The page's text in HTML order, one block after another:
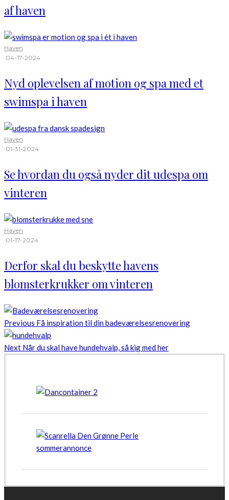
af haven
Haven
·04-17-2024
Nyd oplevelsen af motion og spa med et
swimspa i haven
Haven
·01-31-2024
Se hvordan du også nyder dit udespa om
vinteren
Haven
·01-17-2024
Derfor skal du beskytte havens
blomsterkrukker om vinteren
Previous Få inspiration til din badeværelsesrenovering
Next Når du skal have hundehvalp, så kig med her